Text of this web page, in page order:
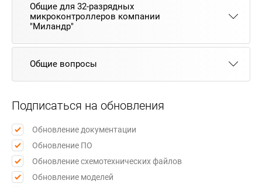
Общие для 32-разрядных
микроконтроллеров компании
"Миландр"
Общие вопросы
Подписаться на обновления
Обновление документации
Обновление ПО
Обновление схемотехнических файлов
Обновление моделей